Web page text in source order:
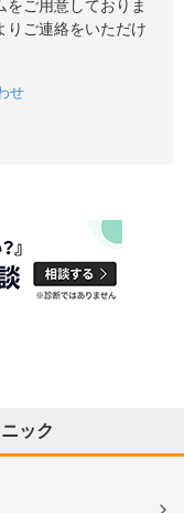
をご用意しておりま
りご連絡をいただけ
せ
ック